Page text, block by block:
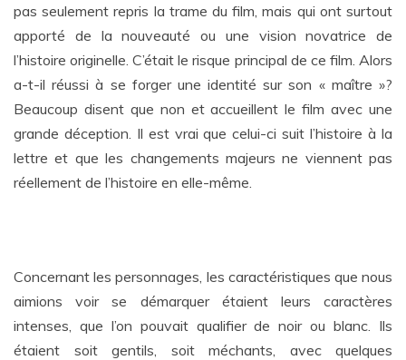
pas seulement repris la trame du film, mais qui ont surtout
apporté de la nouveauté ou une vision novatrice de
l’histoire originelle. C’était le risque principal de ce film. Alors
a-t-il réussi à se forger une identité sur son « maître »?
Beaucoup disent que non et accueillent le film avec une
grande déception. Il est vrai que celui-ci suit l’histoire à la
lettre et que les changements majeurs ne viennent pas
réellement de l’histoire en elle-même.
Concernant les personnages, les caractéristiques que nous
aimions voir se démarquer étaient leurs caractères
intenses, que l’on pouvait qualifier de noir ou blanc. Ils
étaient soit gentils, soit méchants, avec quelques